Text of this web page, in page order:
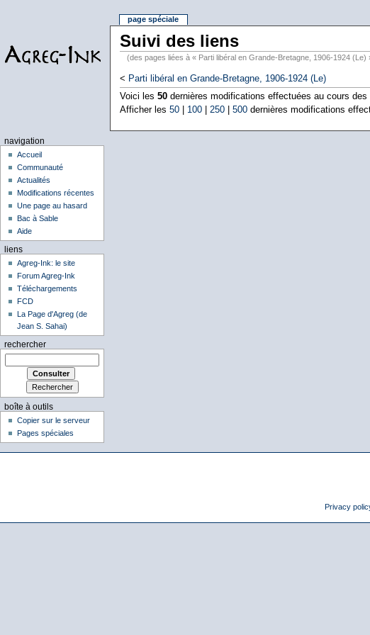
Suivi des liens
(des pages liées à « Parti libéral en Grande-Bretagne, 1906-1924 (Le)
< Parti libéral en Grande-Bretagne, 1906-1924 (Le)
Voici les 50dernières modifications effectuées au cours des
Afficher les 50| 100| 250| 500dernières modifications
page spéciale
navigation
Accueil
Communauté
Actualités
Modifications récentes
Une page au hasard
Bac à Sable
Aide
liens
Agreg-Ink: le site
Forum Agreg-Ink
Téléchargements
FCD
La Page d'Agreg (de
Jean S. Sahai)
rechercher
boîte à outils
Copier sur le serveur
Pages spéciales
Privacy